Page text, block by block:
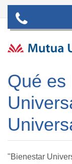
Qué es
"Bienestar